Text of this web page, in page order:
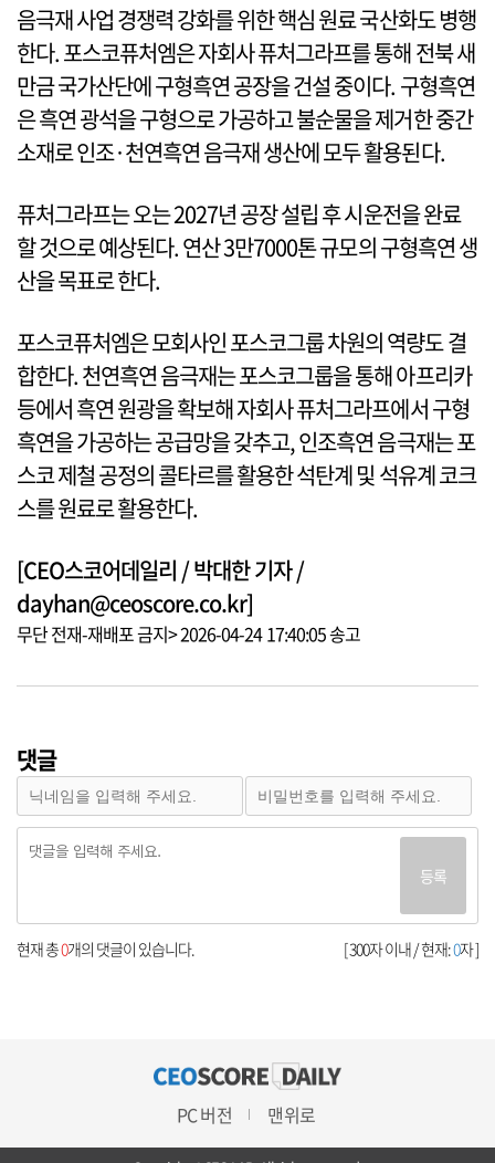
음극재 사업 경쟁력 강화를 위한 핵심 원료 국산화도 병행
한다. 포스코퓨처엠은 자회사 퓨처그라프를 통해 전북 새
만금 국가산단에 구형흑연 공장을 건설 중이다. 구형흑연
은 흑연 광석을 구형으로 가공하고 불순물을 제거한 중간
소재로 인조·천연흑연 음극재 생산에 모두 활용된다.
퓨처그라프는 오는 2027년 공장 설립 후 시운전을 완료
할 것으로 예상된다. 연산 3만7000톤 규모의 구형흑연 생
산을 목표로 한다.
포스코퓨처엠은 모회사인 포스코그룹 차원의 역량도 결
합한다. 천연흑연 음극재는 포스코그룹을 통해 아프리카
등에서 흑연 원광을 확보해 자회사 퓨처그라프에서 구형
흑연을 가공하는 공급망을 갖추고, 인조흑연 음극재는 포
스코 제철 공정의 콜타르를 활용한 석탄계 및 석유계 코크
스를 원료로 활용한다.
[CEO스코어데일리 / 박대한 기자 /
dayhan@ceoscore.co.kr]
무단 전재-재배포 금지> 2026-04-24 17:40:05 송고
댓글
등록
[ 300자 이내 / 현재:0자 ]
현재 총0개의 댓글이 있습니다.
PC 버전 맨위로